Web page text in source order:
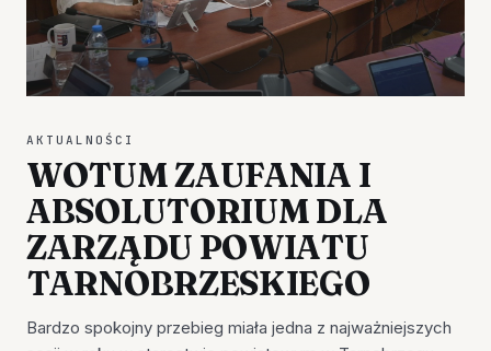
AKTUALNOŚCI
WOTUM ZAUFANIA I
ABSOLUTORIUM DLA
ZARZĄDU POWIATU
TARNOBRZESKIEGO
Bardzo spokojny przebieg miała jedna z najważniejszych